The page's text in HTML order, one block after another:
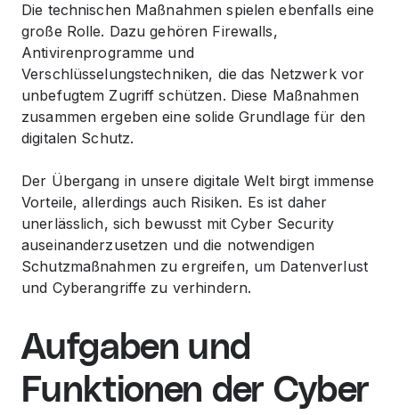
Die technischen Maßnahmen spielen ebenfalls eine
große Rolle. Dazu gehören Firewalls,
Antivirenprogramme und
Verschlüsselungstechniken, die das Netzwerk vor
unbefugtem Zugriff schützen. Diese Maßnahmen
zusammen ergeben eine solide Grundlage für den
digitalen Schutz.
Der Übergang in unsere digitale Welt birgt immense
Vorteile, allerdings auch Risiken. Es ist daher
unerlässlich, sich bewusst mit Cyber Security
auseinanderzusetzen und die notwendigen
Schutzmaßnahmen zu ergreifen, um Datenverlust
und Cyberangriffe zu verhindern.
Aufgaben und
Funktionen der Cyber